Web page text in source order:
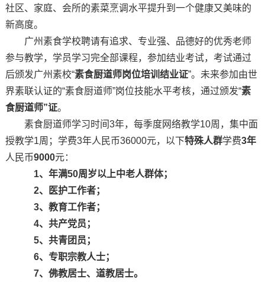
社区、家庭、会所的素菜烹调水平提升到一个健康又美味的
新高度。
广州素食学校聘请有追求、专业强、品德好的优秀老师
参与教学，学员学习完全部课程，参加结业考试，考试通过
后颁发广州素校“素食厨道师岗位培训结业证”。未来参加由世
界素联认证的“素食厨道师”岗位技能水平考核，通过颁发“素
食厨道师”证。
素食厨道师学习时间3年，每季度网络教学10周，集中面
授教学1周；学费3年人民币36000元，以下特殊人群学费3年
人民币9000元：
1、年满50周岁以上中老人群体；
2、医护工作者；
3、教育工作者；
4、共产党员；
5、共青团员；
6、专职宗教人士；
7、佛教居士、道教居士。